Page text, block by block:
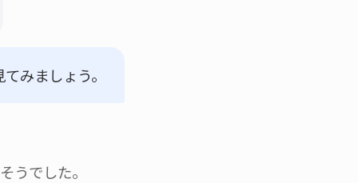
みましょう。
うでした。